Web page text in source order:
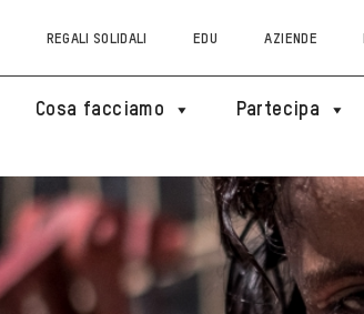
REGALI SOLIDALI EDU AZIENDE
Cosa facciamo Partecipa